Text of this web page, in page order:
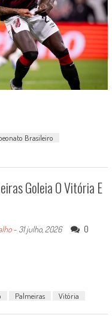
Brasileiro
Goleia O Vitória E
- 31 julho, 2026 0
Palmeiras Vitória